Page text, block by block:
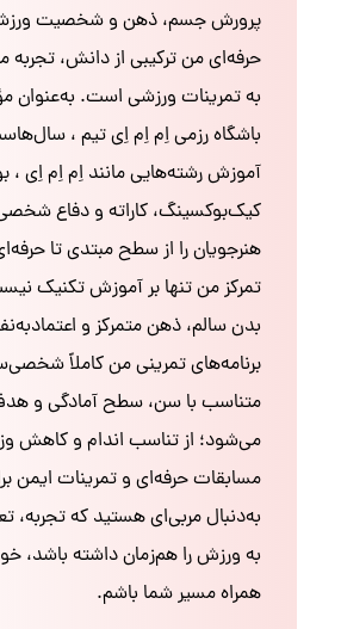
پرورش جسم، ذهن و شخصیت
حرفه‌ای من ترکیبی از دانش، تجربه
به تمرینات ورزشی است.
باشگاه رزمی اِم اِم اِی تیم ،
آموزش رشته‌هایی مانند اِم اِم اِی ،
کیک‌بوکسینگ، کاراته و دفاع
هنرجویان را از سطح مبتدی تا
تمرکز من تنها بر آموزش تکنیک
بدن سالم، ذهن متمرکز و
برنامه‌های تمرینی من کاملاً
متناسب با سن، سطح آمادگی و
می‌شود؛ از تناسب اندام و کاهش
مسابقات حرفه‌ای و تمرینات ایمن
به‌دنبال مربی‌ای هستید که تجربه،
به ورزش را هم‌زمان داشته
همراه مسیر شما باشم.